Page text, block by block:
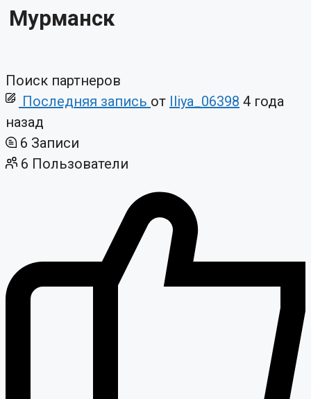
Мурманск
Поиск партнеров
Последняя запись от Iliya_06398 4 года
назад
6 Записи
6 Пользователи